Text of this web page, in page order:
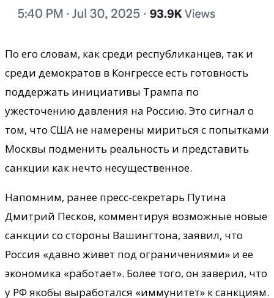
По его словам, как среди республиканцев, так и
среди демократов в Конгрессе есть готовность
поддержать инициативы Трампа по
ужесточению давления на Россию. Это сигнал о
том, что США не намерены мириться с попытками
Москвы подменить реальность и представить
санкции как нечто несущественное.
Напомним, ранее пресс-секретарь Путина
Дмитрий Песков, комментируя возможные новые
санкции со стороны Вашингтона, заявил, что
Россия «давно живет под ограничениями» и ее
экономика «работает». Более того, он заверил, что
у РФ якобы выработался «иммунитет» к санкциям.